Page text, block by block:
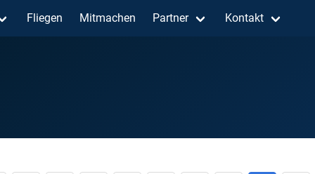
Fliegen Mitmachen Partner Kontakt